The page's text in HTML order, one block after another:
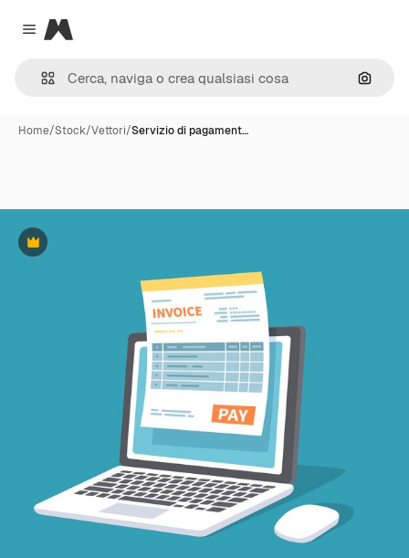
Close menu
Magnific
Cerca
Home/Stock/Vettori/Servizio di pagament…
Premium